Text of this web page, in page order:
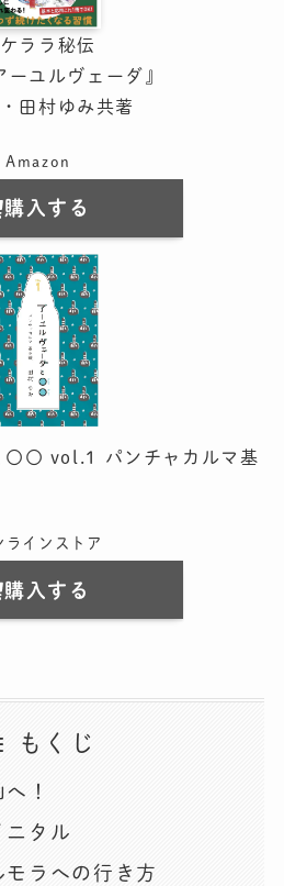
ケララ秘伝
ーユルヴェーダ』
田村ゆみ共著
Amazon
購入する
〇〇 vol.1 パンチャカルマ基
ラインストア
購入する
もくじ
！
ニタル
モラへの行き方